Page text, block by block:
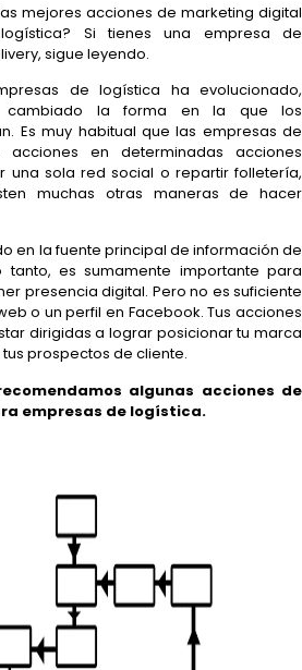
mejores acciones de marketing digital
Si tienes una empresa de
sigue leyendo.
de logística ha evolucionado,
cambiado la forma en la que los
Es muy habitual que las empresas de
acciones en determinadas acciones
una sola red social o repartir folletería,
muchas otras maneras de hacer
en la fuente principal de información de
es sumamente importante para
presencia digital. Pero no es suficiente
o un perfil en Facebook. Tus acciones
dirigidas a lograr posicionar tu marca
prospectos de cliente.
algunas acciones de
empresas de logística.